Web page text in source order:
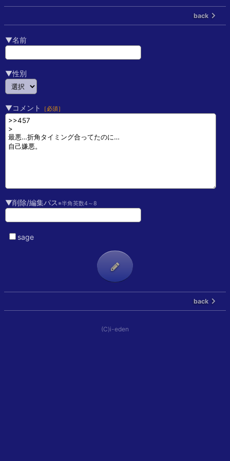
back
▼名前
▼性別
▼コメント ［必須］
▼削除/編集パス※半角英数4～8
sage
back
(C)i-eden